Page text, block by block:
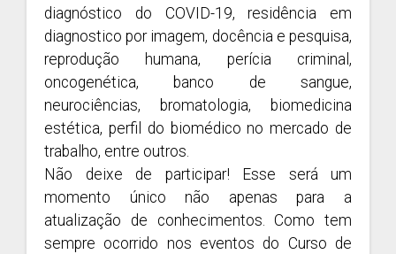
diagnóstico do COVID-19, residência em
diagnostico por imagem, docência e pesquisa,
reprodução humana, perícia criminal,
oncogenética, banco de sangue,
neurociências, bromatologia, biomedicina
estética, perfil do biomédico no mercado de
trabalho, entre outros.
Não deixe de participar! Esse será um
momento único não apenas para a
atualização de conhecimentos. Como tem
sempre ocorrido nos eventos do Curso de